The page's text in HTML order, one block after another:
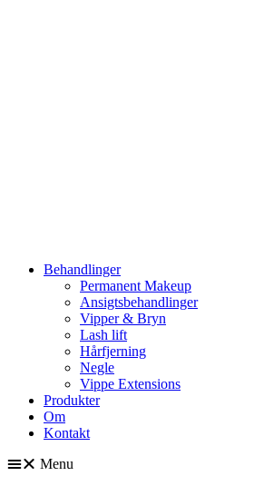
Behandlinger
Permanent Makeup
Ansigtsbehandlinger
Vipper & Bryn
Lash lift
Hårfjerning
Negle
Vippe Extensions
Produkter
Om
Kontakt
Menu